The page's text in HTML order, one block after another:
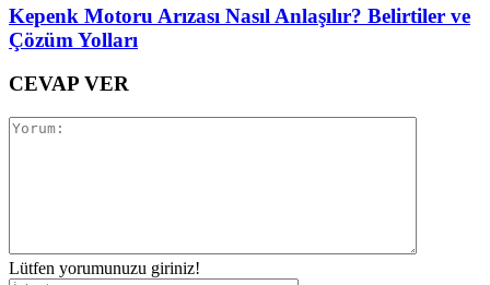
Kepenk Motoru Arızası Nasıl Anlaşılır? Belirtiler ve
Çözüm Yolları
CEVAP VER
Lütfen yorumunuzu giriniz!